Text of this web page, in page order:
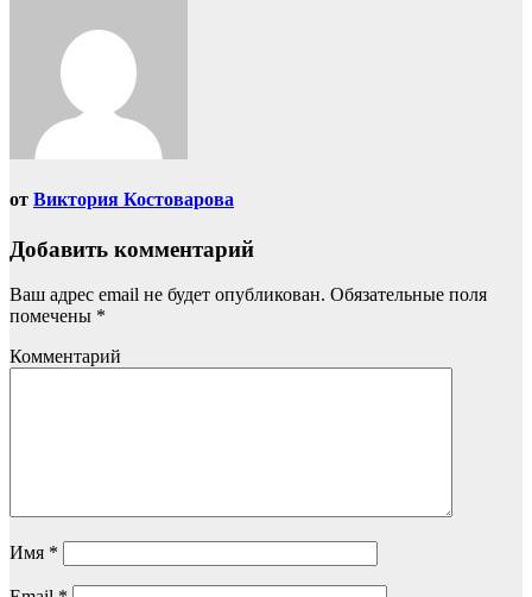
от Виктория Костоварова
Добавить комментарий
Ваш адрес email не будет опубликован. Обязательные поля
помечены *
Комментарий
Имя *